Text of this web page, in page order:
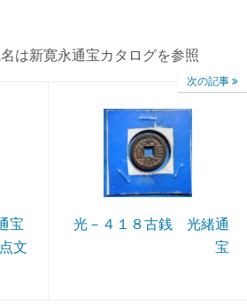
は新寛永通宝カタログを参照
宝
文
次の記事
光－４１８古銭 光緒通
宝